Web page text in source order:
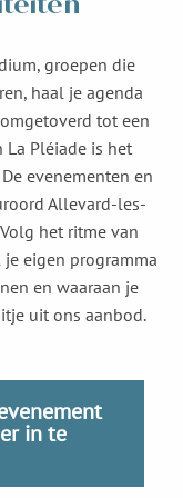
groepen die
haal je agenda
tot een
Pléiade is het
evenementen en
Allevard-les-
het ritme van
eigen programma
en waaraan je
uit ons aanbod.
in te